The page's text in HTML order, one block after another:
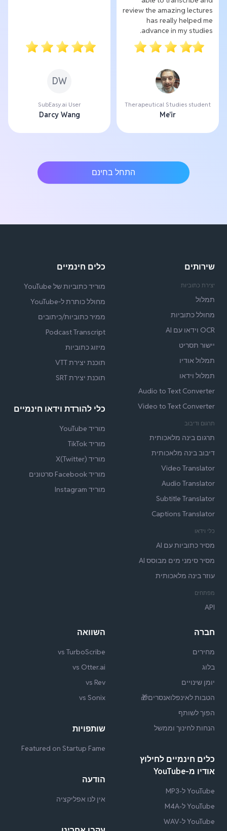
review the amazing lectures
has really helped me
advance in my studies.
Therapeutical Studies student
Me'ir
DW
SubEasy.ai User
Darcy Wang
התחל בחינם
שירותים
יצירת כתוביות
תמלול
מחולל כתוביות
OCR וידאו עם AI
יישור תסריט
תמלול אודיו
תמלול וידאו
Audio to Text Converter
Video to Text Converter
תרגום ודיבוב
תרגום בינה מלאכותית
דיבוב בינה מלאכותית
Video Translator
Audio Translator
Subtitle Translator
Captions Translator
כלי וידאו
מסיר כתוביות עם AI
מסיר סימני מים מבוסס AI
עוזר בינה מלאכותית
מפתחים
API
כלים חינמיים
מוריד כתוביות של YouTube
מחולל כותרת ל‑YouTube
ממיר כתוביות/כיתובים
Podcast Transcript
מיזוג כתוביות
תוכנת יצירת VTT
תוכנת יצירת SRT
כלי להורדת וידאו חינמיים
מוריד YouTube
מוריד TikTok
מוריד X(Twitter)
מוריד Facebook סרטונים
מוריד Instagram
חברה
מחירים
בלוג
יומן שינויים
הטבות לאינפלואנסרים🎁
הפוך לשותף
הנחות לחינוך וממשל
כלים חינמיים לחילוץ
אודיו מ-YouTube
YouTube ל-MP3
YouTube ל-M4A
YouTube ל-WAV
השוואה
vs TurboScribe
vs Otter.ai
vs Rev
vs Sonix
שותפויות
Featured on Startup Fame
הודעה
אין לנו אפליקציה